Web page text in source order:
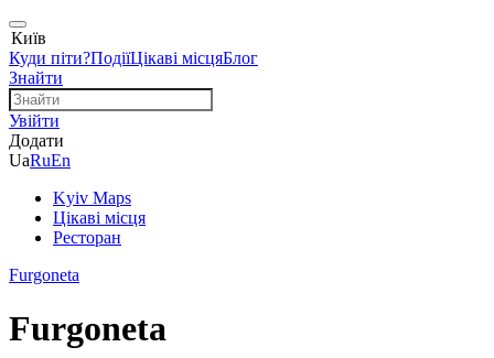
Київ
Куди піти?ПодіїЦікаві місцяБлог
Знайти
Увійти
Додати
UaRuEn
Kyiv Maps
Цікаві місця
Ресторан
Furgoneta
Furgoneta